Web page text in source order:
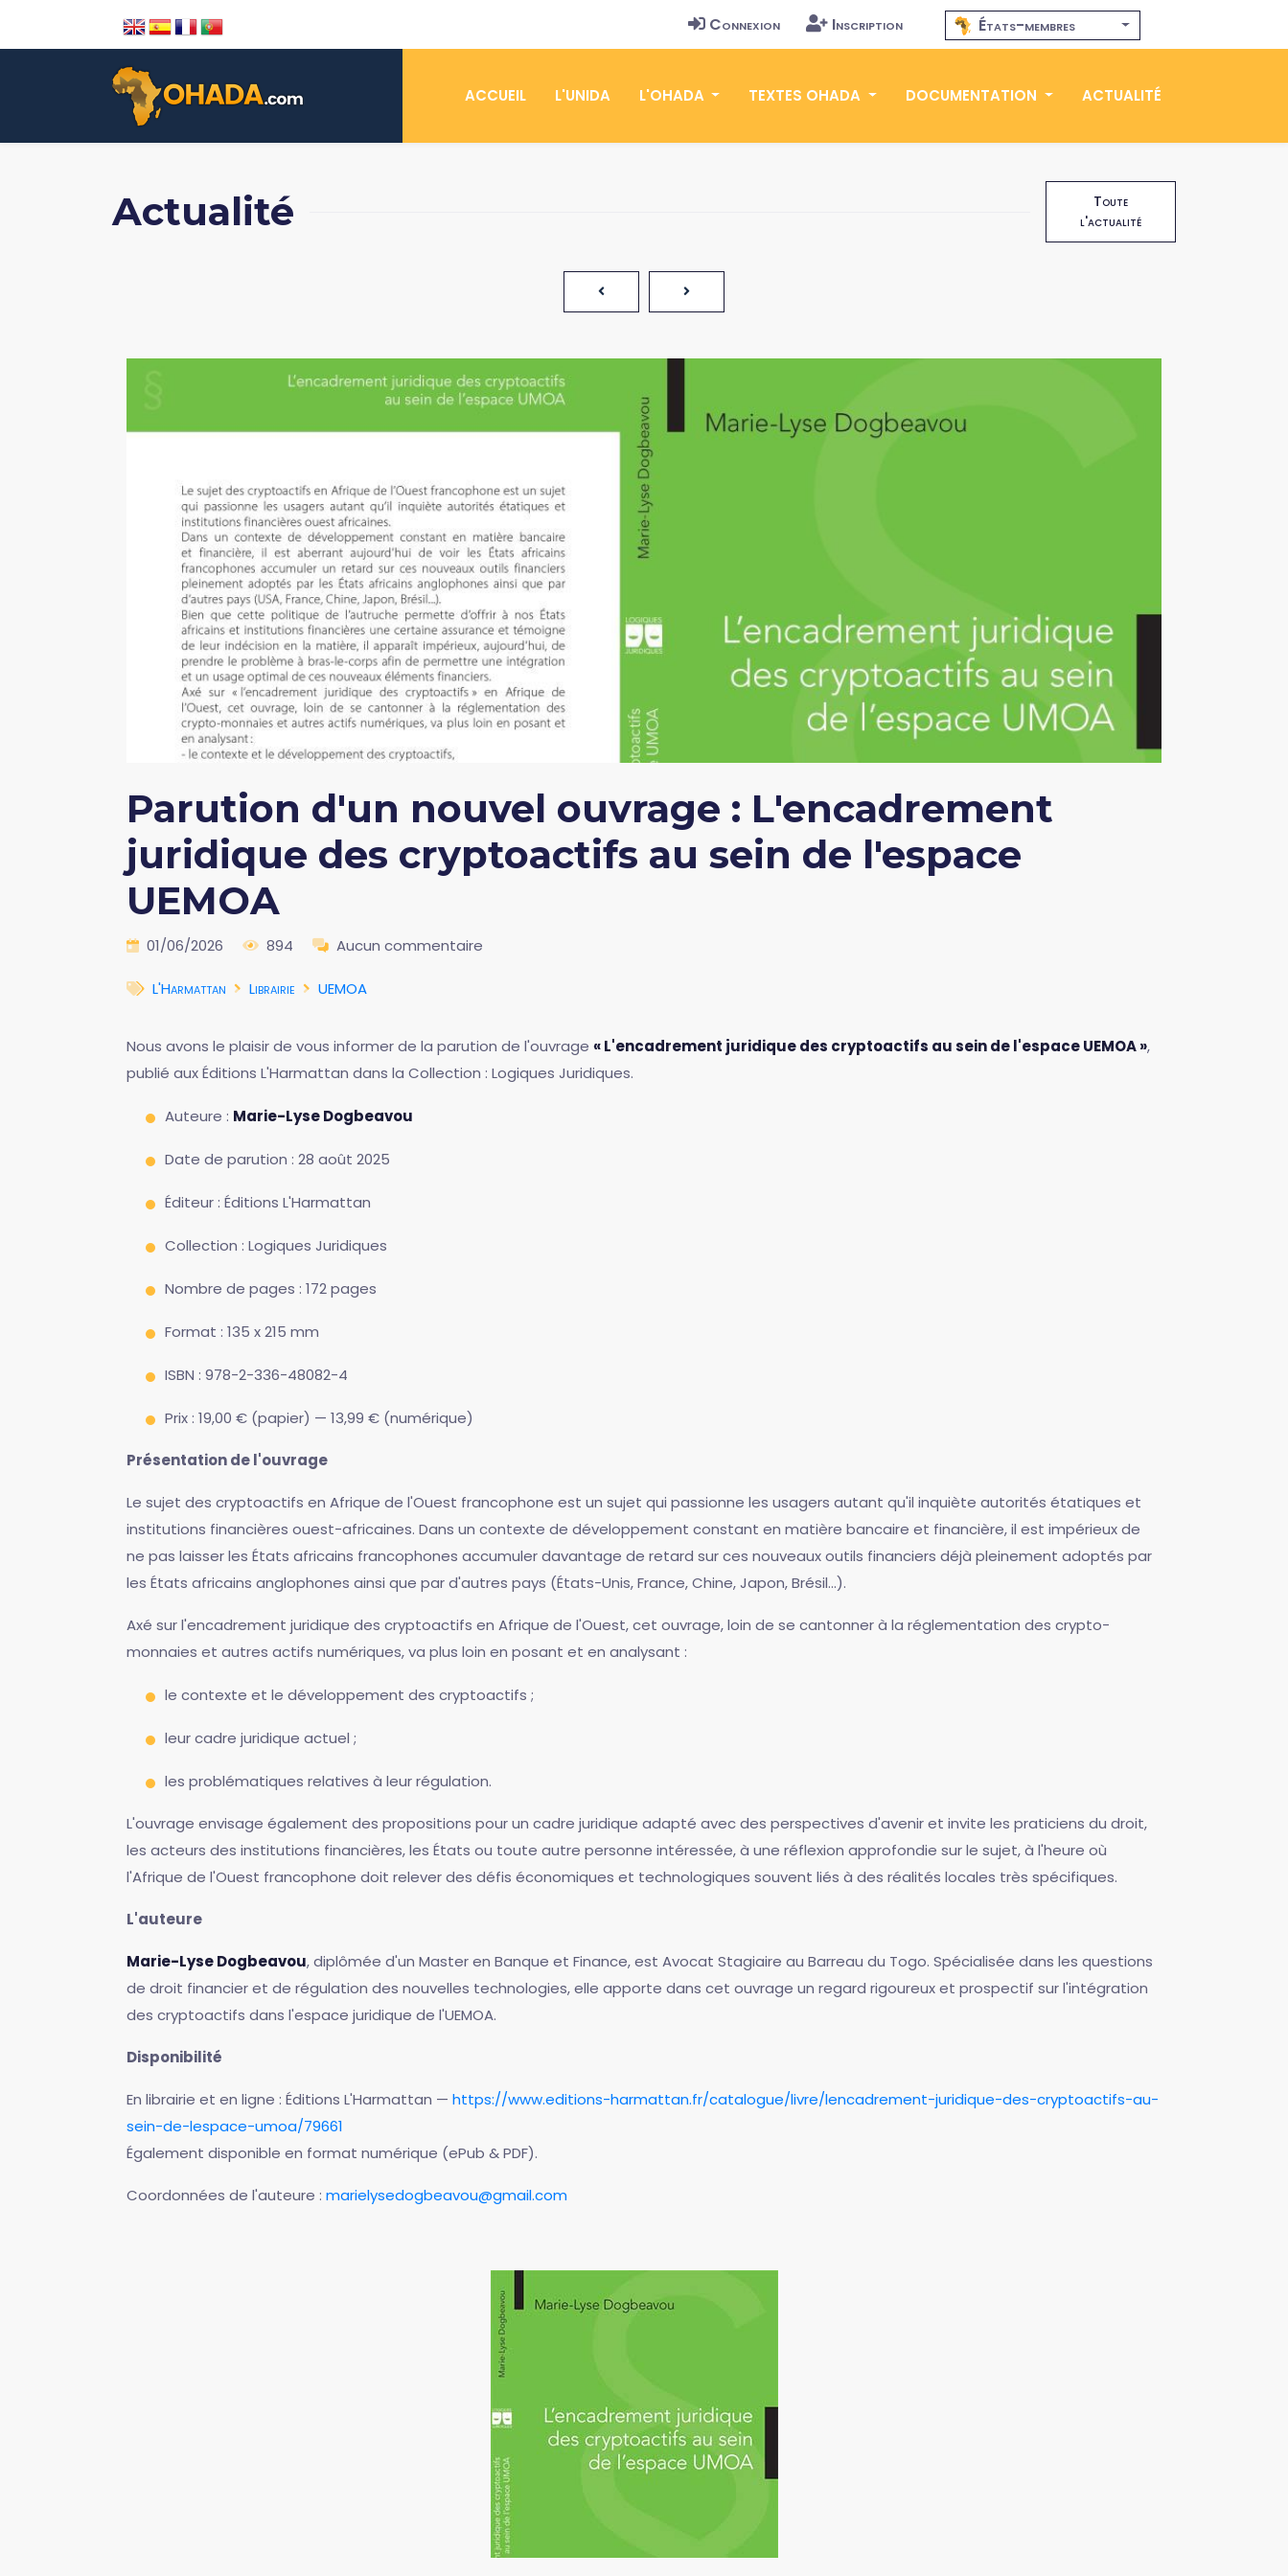
Connexion Inscription États-membres
ACCUEIL L'UNIDA L'OHADA TEXTES OHADA DOCUMENTATION ACTUALITÉ
Actualité
Toute
l'actualité
Parution d'un nouvel ouvrage : L'encadrement
juridique des cryptoactifs au sein de l'espace
UEMOA
01/06/2026 894 Aucun commentaire
L'Harmattan Librairie UEMOA
Nous avons le plaisir de vous informer de la parution de l'ouvrage « L'encadrement juridique des cryptoactifs au sein de l'espace UEMOA »,
publié aux Éditions L'Harmattan dans la Collection : Logiques Juridiques.
Auteure : Marie-Lyse Dogbeavou
Date de parution : 28 août 2025
Éditeur : Éditions L'Harmattan
Collection : Logiques Juridiques
Nombre de pages : 172 pages
Format : 135 x 215 mm
ISBN : 978-2-336-48082-4
Prix : 19,00 € (papier) — 13,99 € (numérique)
Présentation de l'ouvrage
Le sujet des cryptoactifs en Afrique de l'Ouest francophone est un sujet qui passionne les usagers autant qu'il inquiète autorités étatiques et
institutions financières ouest-africaines. Dans un contexte de développement constant en matière bancaire et financière, il est impérieux de
ne pas laisser les États africains francophones accumuler davantage de retard sur ces nouveaux outils financiers déjà pleinement adoptés par
les États africains anglophones ainsi que par d'autres pays (États-Unis, France, Chine, Japon, Brésil...).
Axé sur l'encadrement juridique des cryptoactifs en Afrique de l'Ouest, cet ouvrage, loin de se cantonner à la réglementation des crypto-
monnaies et autres actifs numériques, va plus loin en posant et en analysant :
le contexte et le développement des cryptoactifs ;
leur cadre juridique actuel ;
les problématiques relatives à leur régulation.
L'ouvrage envisage également des propositions pour un cadre juridique adapté avec des perspectives d'avenir et invite les praticiens du droit,
les acteurs des institutions financières, les États ou toute autre personne intéressée, à une réflexion approfondie sur le sujet, à l'heure où
l'Afrique de l'Ouest francophone doit relever des défis économiques et technologiques souvent liés à des réalités locales très spécifiques.
L'auteure
Marie-Lyse Dogbeavou, diplômée d'un Master en Banque et Finance, est Avocat Stagiaire au Barreau du Togo. Spécialisée dans les questions
de droit financier et de régulation des nouvelles technologies, elle apporte dans cet ouvrage un regard rigoureux et prospectif sur l'intégration
des cryptoactifs dans l'espace juridique de l'UEMOA.
Disponibilité
En librairie et en ligne : Éditions L'Harmattan — https://www.editions-harmattan.fr/catalogue/livre/lencadrement-juridique-des-cryptoactifs-au-
sein-de-lespace-umoa/79661
Également disponible en format numérique (ePub & PDF).
Coordonnées de l'auteure : marielysedogbeavou@gmail.com